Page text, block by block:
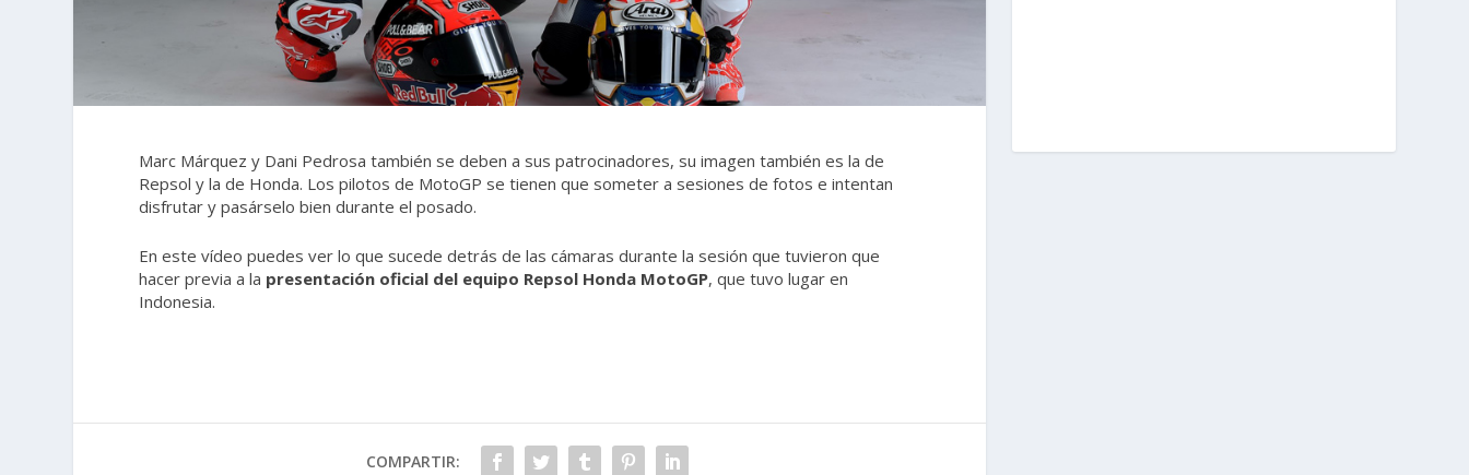
Marc Márquez y Dani Pedrosa también se deben a sus patrocinadores, su imagen también es la de
Repsol y la de Honda. Los pilotos de MotoGP se tienen que someter a sesiones de fotos e intentan
disfrutar y pasárselo bien durante el posado.
En este vídeo puedes ver lo que sucede detrás de las cámaras durante la sesión que tuvieron que
hacer previa a la presentación oficial del equipo Repsol Honda MotoGP, que tuvo lugar en
Indonesia.
COMPARTIR: